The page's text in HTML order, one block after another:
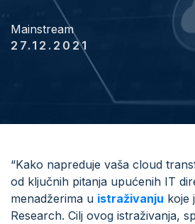
Mainstream
27.12.2021
“Kako napreduje vaša cloud
od ključnih pitanja upućenih IT
menadžerima u istraživanju koje
Research. Cilj ovog istraživanja,